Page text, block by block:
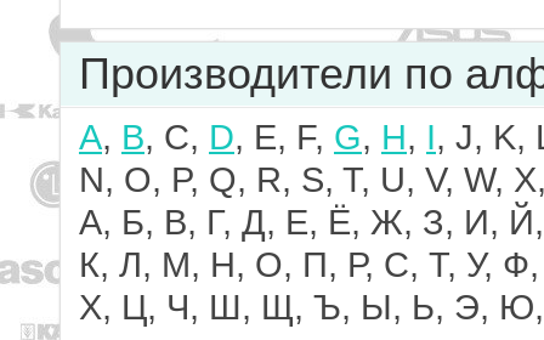
Производители по
A, B, C, D, E, F, G, H, I, J, K,
N, O, P, Q, R, S, T, U, V, W,
А, Б, В, Г, Д, Е, Ё, Ж, З, И, Й,
К, Л, М, Н, О, П, Р, С, Т, У, Ф,
Х, Ц, Ч, Ш, Щ, Ъ, Ы, Ь, Э,